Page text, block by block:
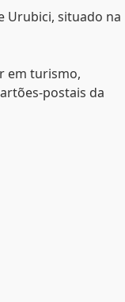
Urubici, situado na
em turismo,
postais da